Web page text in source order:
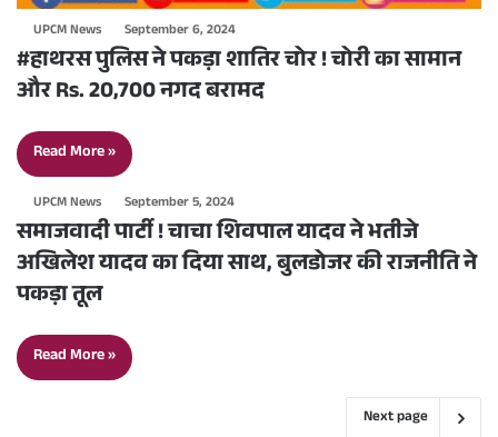
UPCM News September 6, 2024
#हाथरस पुलिस ने पकड़ा शातिर चोर ! चोरी का सामान
और Rs. 20,700 नगद बरामद
Read More »
UPCM News September 5, 2024
समाजवादी पार्टी ! चाचा शिवपाल यादव ने भतीजे
अखिलेश यादव का दिया साथ, बुलडोजर की राजनीति ने
पकड़ा तूल
Read More »
Next page